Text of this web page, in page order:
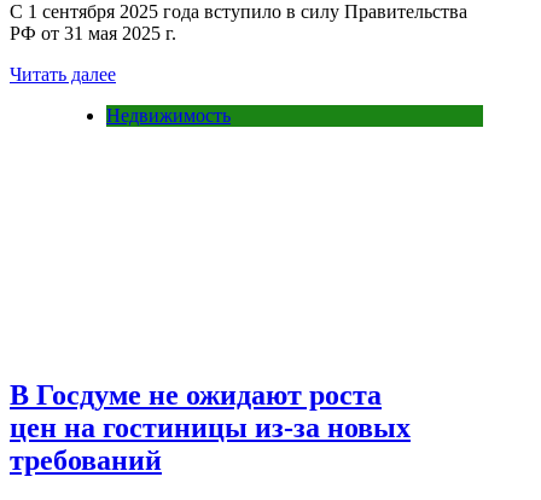
С 1 сентября 2025 года вступило в силу Правительства
РФ от 31 мая 2025 г.
Читать далее
Недвижимость
В Госдуме не ожидают роста
цен на гостиницы из-за новых
требований